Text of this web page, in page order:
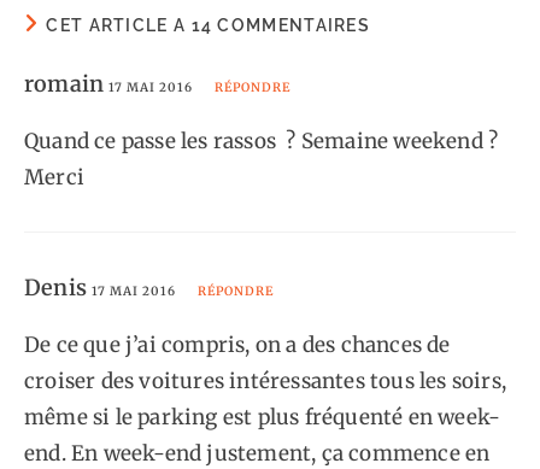
CET ARTICLE A 14 COMMENTAIRES
romain17 MAI 2016 RÉPONDRE
Quand ce passe les rassos ? Semaine weekend ?
Merci
Denis17 MAI 2016 RÉPONDRE
De ce que j’ai compris, on a des chances de
croiser des voitures intéressantes tous les soirs,
même si le parking est plus fréquenté en week-
end. En week-end justement, ça commence en